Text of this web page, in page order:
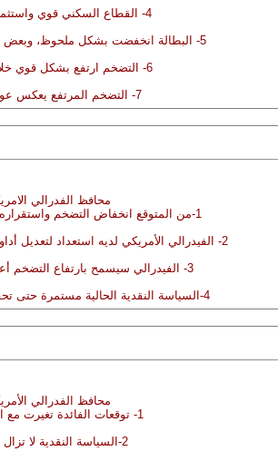
4- القطاع السكني قوي واستثمارات الأعمال جيدة.
5- البطالة انخفضت بشكل ملحوظ، وبعض القطاعات تضيف وظائف جيدة.
6- التضخم ارتفع بشكل قوي خلال الشهور الماضية.
7- التضخم المرتفع يعكس عوامل مؤقتة للغاية.
محافظ الفدرالي
1-من المتوقع انخفاض التضخم واستقراره عند 2% على المدى الطويل.
2- الفيدرالي الأمريكي لديه استعداد لتعديل أداوت السياسة النقدية لتحقيق أهدافه.
3- الفيدرالي سيسمح بارتفاع التضخم أعلى الهدف لفترة من الوقت.
4-السياسة النقدية الحالية مستمرة حتى تحقيق أهداف الفيدرالي الأمريكي.
محافظ الفدرالي
1- توقعات الفائدة تغيرت مع التعافي الاقتصادي.
2-السياسة النقدية لا تزال تسهيلية للغاية.